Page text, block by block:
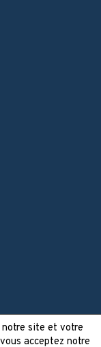
notre site et votre
acceptez notre